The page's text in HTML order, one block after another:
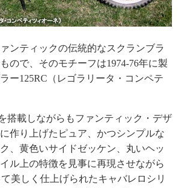
ンティックの伝統的なスクランブラ
ので、そのモチーフは1974-76年に製
ー125RC（レゴラリータ・コンペテ
搭載しながらもファンティック・デザ
作り上げたピュア、かつシンプルな
、黄色いサイドゼッケン、丸いヘッ
ル上の特徴を見事に再現させながら
美しく仕上げられたキャバレロシリ